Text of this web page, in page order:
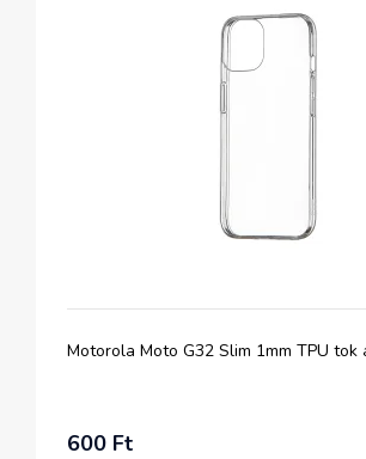
Motorola Moto G32 Slim 1mm TPU tok
600 Ft